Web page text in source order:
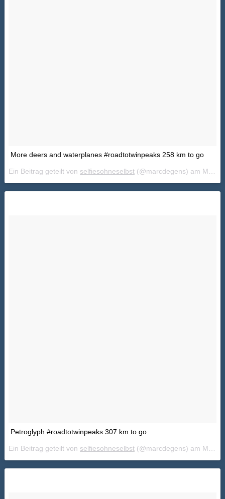
More deers and waterplanes #roadtotwinpeaks 258 km to go
Ein Beitrag geteilt von selfiesohneselbst (@marcdegens) am Mai 18, 2018 um 6:05 PDT
Petroglyph #roadtotwinpeaks 307 km to go
Ein Beitrag geteilt von selfiesohneselbst (@marcdegens) am Mai 19, 2018 um 2:35 PDT